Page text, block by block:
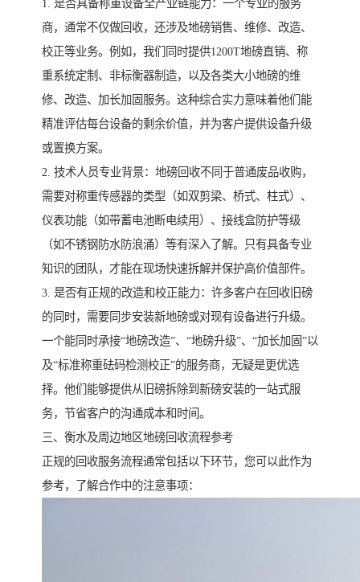
1. 是否具备称重设备全产业链能力：一个专业的服务
商，通常不仅做回收，还涉及地磅销售、维修、改造、
校正等业务。例如，我们同时提供1200T地磅直销、称
重系统定制、非标衡器制造，以及各类大小地磅的维
修、改造、加长加固服务。这种综合实力意味着他们能
精准评估每台设备的剩余价值，并为客户提供设备升级
或置换方案。
2. 技术人员专业背景：地磅回收不同于普通废品收购，
需要对称重传感器的类型（如双剪梁、桥式、柱式）、
仪表功能（如带蓄电池断电续用）、接线盒防护等级
（如不锈钢防水防浪涌）等有深入了解。只有具备专业
知识的团队，才能在现场快速拆解并保护高价值部件。
3. 是否有正规的改造和校正能力：许多客户在回收旧磅
的同时，需要同步安装新地磅或对现有设备进行升级。
一个能同时承接“地磅改造”、“地磅升级”、“加长加固”以
及“标准称重砝码检测校正”的服务商，无疑是更优选
择。他们能够提供从旧磅拆除到新磅安装的一站式服
务，节省客户的沟通成本和时间。
三、衡水及周边地区地磅回收流程参考
正规的回收服务流程通常包括以下环节，您可以此作为
参考，了解合作中的注意事项：